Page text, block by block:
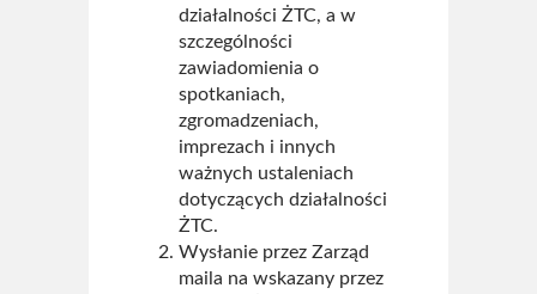
działalności ŻTC, a w
szczególności
zawiadomienia o
spotkaniach,
zgromadzeniach,
imprezach i innych
ważnych ustaleniach
dotyczących działalności
ŻTC.
Wysłanie przez Zarząd
maila na wskazany przez